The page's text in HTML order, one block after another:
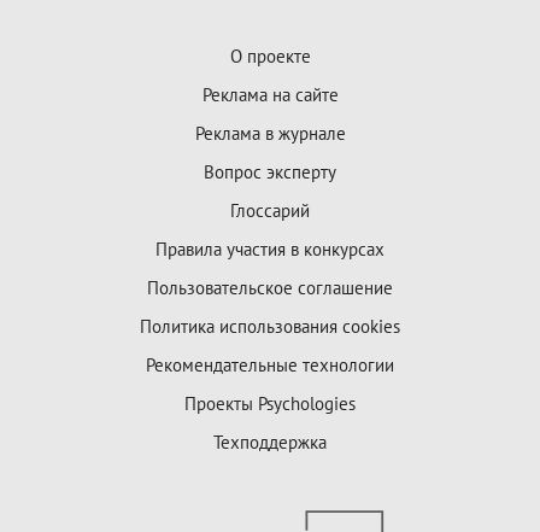
О проекте
Реклама на сайте
Реклама в журнале
Вопрос эксперту
Глоссарий
Правила участия в конкурсах
Пользовательское соглашение
Политика использования cookies
Рекомендательные технологии
Проекты Psychologies
Техподдержка